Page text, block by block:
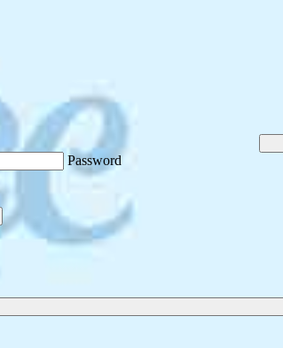
Password